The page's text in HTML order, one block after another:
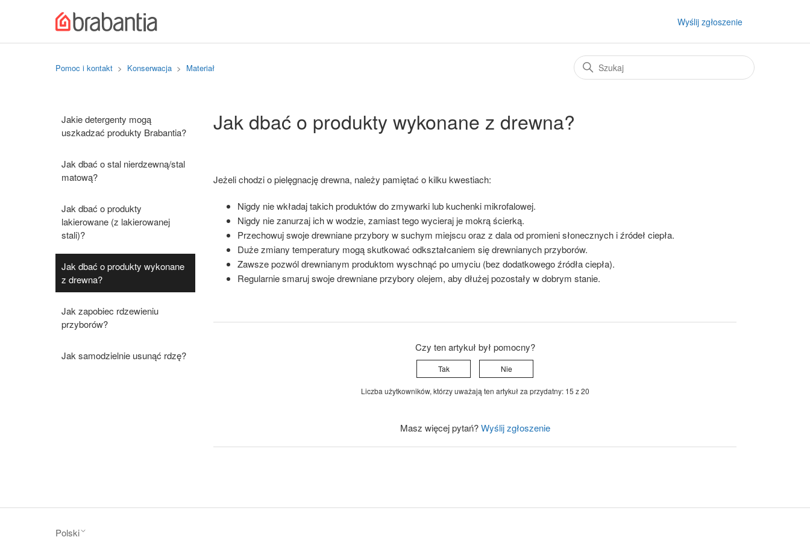
Wyślij zgłoszenie
Pomoc i kontakt Konserwacja Materiał
Jakie detergenty mogą
uszkadzać produkty Brabantia?
Jak dbać o stal nierdzewną/stal
matową?
Jak dbać o produkty
lakierowane (z lakierowanej
stali)?
Jak dbać o produkty wykonane
z drewna?
Jak zapobiec rdzewieniu
przyborów?
Jak samodzielnie usunąć rdzę?
Jak dbać o produkty wykonane z drewna?
Jeżeli chodzi o pielęgnację drewna, należy pamiętać o kilku kwestiach:
Nigdy nie wkładaj takich produktów do zmywarki lub kuchenki mikrofalowej.
Nigdy nie zanurzaj ich w wodzie, zamiast tego wycieraj je mokrą ścierką.
Przechowuj swoje drewniane przybory w suchym miejscu oraz z dala od promieni słonecznych i źródeł ciepła.
Duże zmiany temperatury mogą skutkować odkształcaniem się drewnianych przyborów.
Zawsze pozwól drewnianym produktom wyschnąć po umyciu (bez dodatkowego źródła ciepła).
Regularnie smaruj swoje drewniane przybory olejem, aby dłużej pozostały w dobrym stanie.
Czy ten artykuł był pomocny?
Tak Nie
Liczba użytkowników, którzy uważają ten artykuł za przydatny: 15 z 20
Masz więcej pytań?Wyślij zgłoszenie
Polski